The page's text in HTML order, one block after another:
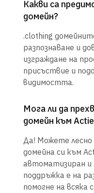
Какви са
домейн?
.clothing
разпознаване и
изграждане на
присъствие и
видимостта.
Мога ли да
домейн към
Да! Можете лесно
домейна си към
автоматизиран и
поддръжка е на
помогне на всяка